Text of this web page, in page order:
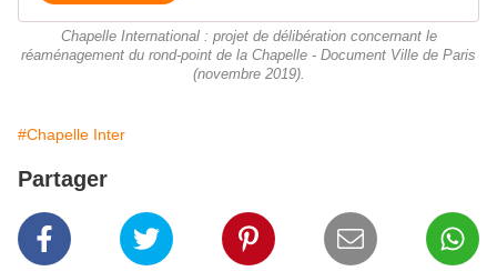
Chapelle International : projet de délibération concernant le
réaménagement du rond-point de la Chapelle - Document Ville de Paris
(novembre 2019).
#Chapelle Inter
Partager